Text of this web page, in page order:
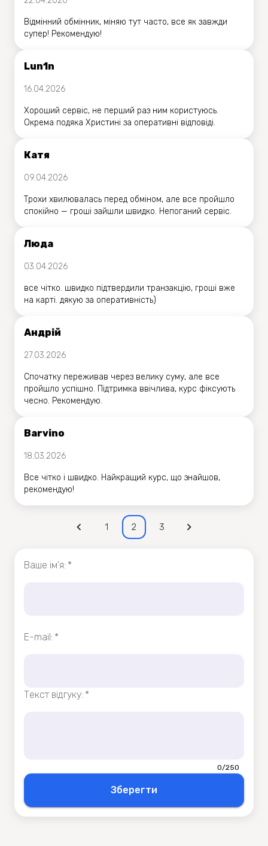
Відмінний обмінник, міняю тут часто, все як завжди
супер! Рекомендую!
Lun1n
16.04.2026
Хороший сервіс, не перший раз ним користуюсь.
Окрема подяка Христині за оперативні відповіді.
Катя
09.04.2026
Трохи хвилювалась перед обміном, але все пройшло
спокійно — гроші зайшли швидко. Непоганий сервіс.
Люда
03.04.2026
все чітко. швидко підтвердили транзакцію, гроші вже
на карті. дякую за оперативність)
Андрій
27.03.2026
Спочатку переживав через велику суму, але все
пройшло успішно. Підтримка ввічлива, курс фіксують
чесно. Рекомендую.
Barvino
18.03.2026
Все чітко і швидко. Найкращий курс, що знайшов,
рекомендую!
1 2 3
Ваше iм'я: *
E-mail: *
Текст вiдгуку: *
0/250
Зберегти